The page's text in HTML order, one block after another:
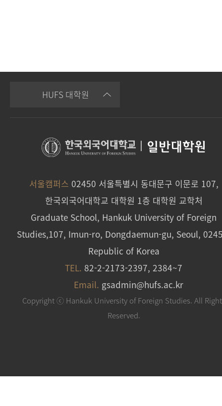
HUFS 대학원
일반대학원
서울캠퍼스 02450 서울특별시 동대문구 이문로 107,
한국외국어대학교 대학원 1층 대학원 교학처
Graduate School, Hankuk University of Foreign
Studies,107, Imun-ro, Dongdaemun-gu, Seoul,
Republic of Korea
TEL. 82-2-2173-2397, 2384~7
Email. gsadmin@hufs.ac.kr
Copyright ⓒ Hankuk University of Foreign Studies. All
Reserved.